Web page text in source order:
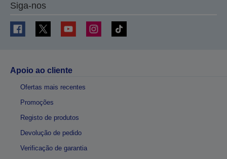
Siga-nos
Apoio ao cliente
Ofertas mais recentes
Promoções
Registo de produtos
Devolução de pedido
Verificação de garantia